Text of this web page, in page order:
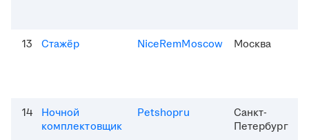
13 Стажёр NiceRemMoscow Москва
14
Ночной
комплектовщик
Petshopru
Санкт-
Петербург